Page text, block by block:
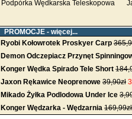
Podpórka Wędkarska Teleskopowa
PROMOCJE - więcej...
Ryobi Kołowrotek Proskyer Carp
Demon Odczepiacz Przynęt
Konger Wędka Spirado Tele Short
Jaxon Rękawice Neoprenowe 39,90zł
Mikado Żyłka Podlodowa Under Ice
Konger Wędzarka - Wędzarnia 169,99zł